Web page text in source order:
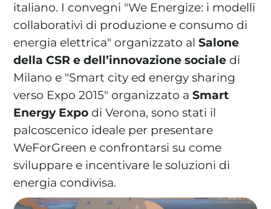
La tua cooperativa energetica sostenibile
Area Soci| Aderisci a WeForGreen
italiano. I convegni "We Energize: i modelli
collaborativi di produzione e consumo di
energia elettrica" organizzato alSalone
della CSR e dell’innovazione sociale di
Milano e "Smart city ed energy sharing
verso Expo 2015" organizzato aSmart
Energy Expo di Verona, sono stati il
palcoscenico ideale per presentare
WeForGreen e confrontarsi su come
sviluppare e incentivare le soluzioni di
energia condivisa.